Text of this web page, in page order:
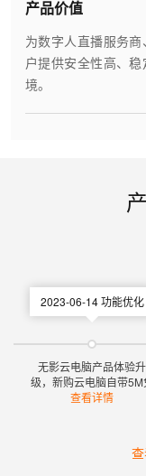
产品价值
为数字人直播服务
户提供安全性高、
境。
2023-06-14 功能优化
无影云电脑产品体验升
级，新购云电脑自带5M
费基础带宽
查看详情